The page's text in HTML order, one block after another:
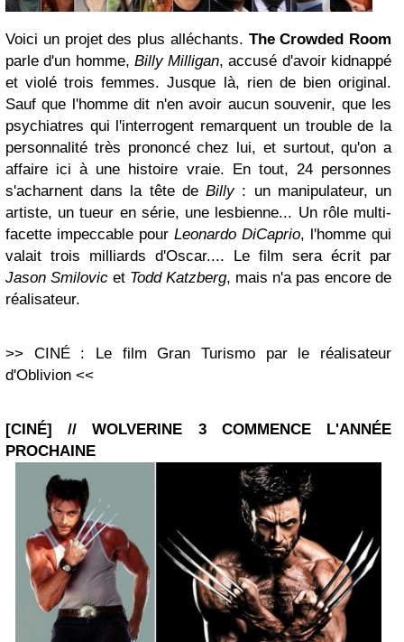
Voici un projet des plus alléchants. The Crowded Room
parle d'un homme, Billy Milligan, accusé d'avoir kidnappé
et violé trois femmes. Jusque là, rien de bien original.
Sauf que l'homme dit n'en avoir aucun souvenir, que les
psychiatres qui l'interrogent remarquent un trouble de la
personnalité très prononcé chez lui, et surtout, qu'on a
affaire ici à une histoire vraie. En tout, 24 personnes
s'acharnent dans la tête deBilly: un manipulateur, un
artiste, un tueur en série, une lesbienne... Un rôle multi-
facette impeccable pour Leonardo DiCaprio, l'homme qui
valait trois milliards d'Oscar.... Le film sera écrit par
Jason Smilovic et Todd Katzberg, mais n'a pas encore de
réalisateur.
>> CINÉ : Le film Gran Turismo par le réalisateur
d'Oblivion <<
[CINÉ] // WOLVERINE 3 COMMENCE L'ANNÉE
PROCHAINE